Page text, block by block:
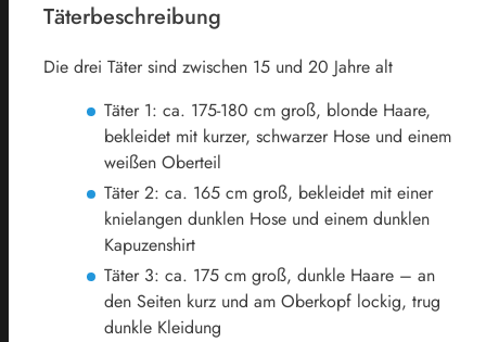
Täterbeschreibung
Die drei Täter sind zwischen 15 und 20 Jahre alt
Täter 1: ca. 175-180 cm groß, blonde Haare,
bekleidet mit kurzer, schwarzer Hose und einem
weißen Oberteil
Täter 2: ca. 165 cm groß, bekleidet mit einer
knielangen dunklen Hose und einem dunklen
Kapuzenshirt
Täter 3: ca. 175 cm groß, dunkle Haare – an
den Seiten kurz und am Oberkopf lockig, trug
dunkle Kleidung